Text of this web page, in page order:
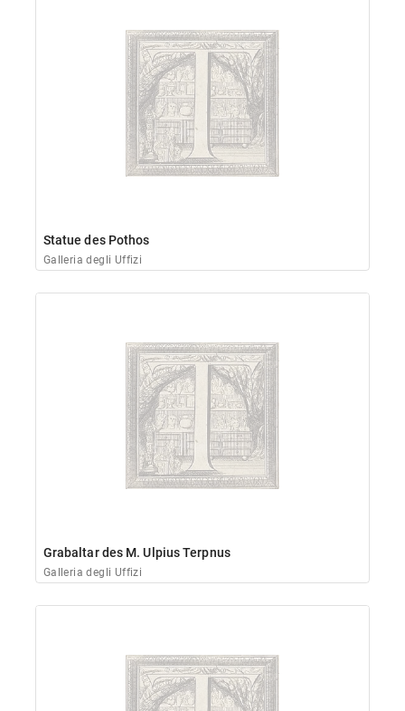
Statue des Pothos
Galleria degli Uffizi
Grabaltar des M. Ulpius Terpnus
Galleria degli Uffizi